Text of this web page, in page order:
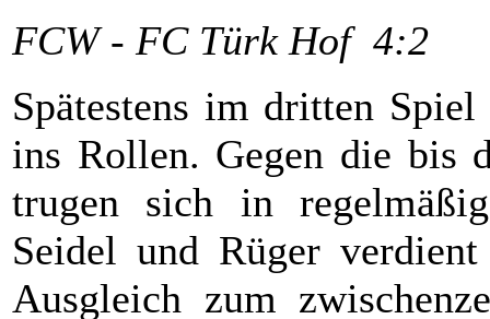
FCW - FC Türk Hof 4:2
Spätestens im dritten
ins Rollen. Gegen die bis
trugen sich in
Seidel und Rüger
Ausgleich zum